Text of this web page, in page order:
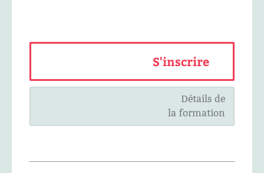
S'inscrire
Détails de
la formation